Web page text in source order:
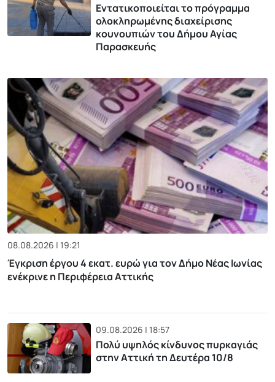
Εντατικοποιείται το πρόγραμμα
ολοκληρωμένης διαχείρισης
κουνουπιών του Δήμου Αγίας
Παρασκευής
08.08.2026 | 19:21
Έγκριση έργου 4 εκατ. ευρώ για τον Δήμο Νέας Ιωνίας
ενέκρινε η Περιφέρεια Αττικής
09.08.2026 | 18:57
Πολύ υψηλός κίνδυνος πυρκαγιάς
στην Αττική τη Δευτέρα 10/8